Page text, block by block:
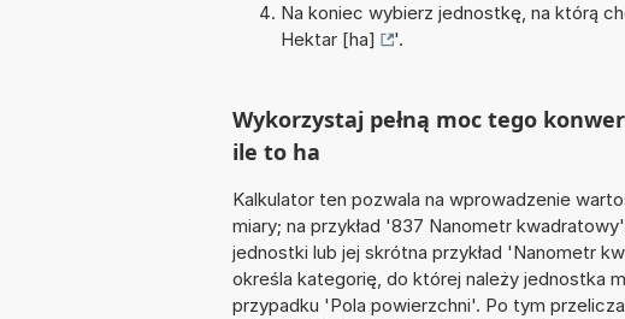
Na koniec wybierz jednostkę, na którą
Hektar [ha]
'.
Wykorzystaj pełną moc tego
ile to ha
Kalkulator ten pozwala na wprowadzenie
miary; na przykład '837 Nanometr
jednostki lub jej skrótna przykład 'Nanometr
określa kategorię, do której należy jednostka
przypadku 'Pola powierzchni'. Po tym